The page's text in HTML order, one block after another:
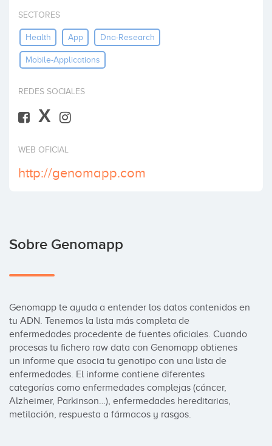
Invertir
SECTORES
Health App Dna-Research
Mobile-Applications
REDES SOCIALES
X
WEB OFICIAL
http://genomapp.com
Sobre Genomapp
Genomapp te ayuda a entender los datos contenidos en
tu ADN. Tenemos la lista más completa de
enfermedades procedente de fuentes oficiales. Cuando
procesas tu fichero raw data con Genomapp obtienes
un informe que asocia tu genotipo con una lista de
enfermedades. El informe contiene diferentes
categorías como enfermedades complejas (cáncer,
Alzheimer, Parkinson…), enfermedades hereditarias,
metilación, respuesta a fármacos y rasgos.